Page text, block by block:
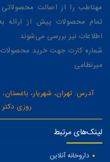
مهتاطب را از اصالت
تمام محصولات پیش از
اطلاعات نیز بررسی می‌شوند.
میرنظامی
آدرس: تهران، شهریار،
روزی دکتر
لینک‌های مرتبط
داروخانه آنلاین